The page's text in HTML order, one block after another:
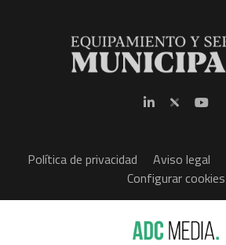
Política de privacidad Aviso legal
Configurar cookies